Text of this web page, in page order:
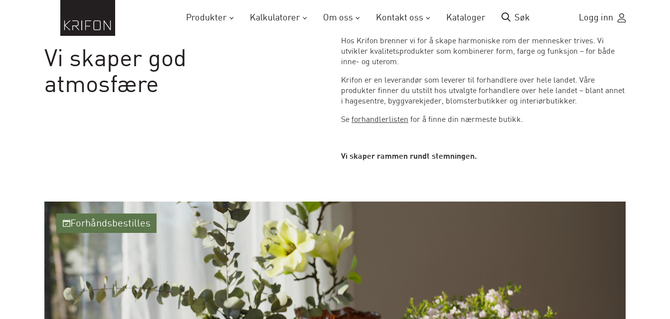
Produkter Kalkulatorer Om oss Kontakt oss Kataloger Søk Logg inn
Vi skaper god
atmosfære
Hos Krifon brenner vi for å skape harmoniske rom der mennesker trives. Vi
utvikler kvalitetsprodukter som kombinerer form, farge og funksjon – for både
inne- og uterom.
Krifon er en leverandør som leverer til forhandlere over hele landet. Våre
produkter finner du utstilt hos utvalgte forhandlere over hele landet – blant annet
i hagesentre, byggvarekjeder, blomsterbutikker og interiørbutikker.
Se forhandlerlisten for å finne din nærmeste butikk.
Vi skaper rammen rundt stemningen.
Forhåndsbestilles